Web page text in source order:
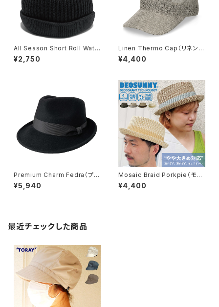
All Season Short Roll Watc
h（オールシーズンショートロー
ルワッチ）【bcd-n11672】
¥2,750
Linen Thermo Cap（リネンサ
ーモキャップ）【bca-y01490】
¥4,400
Premium Charm Fedra（プレ
ミアムチャームフェドラ）【bcs-
e50001】
¥5,940
Mosaic Braid Porkpie（モザ
イク ブレード ポークパイ）【bcx
-u21756】
¥4,400
最近チェックした商品